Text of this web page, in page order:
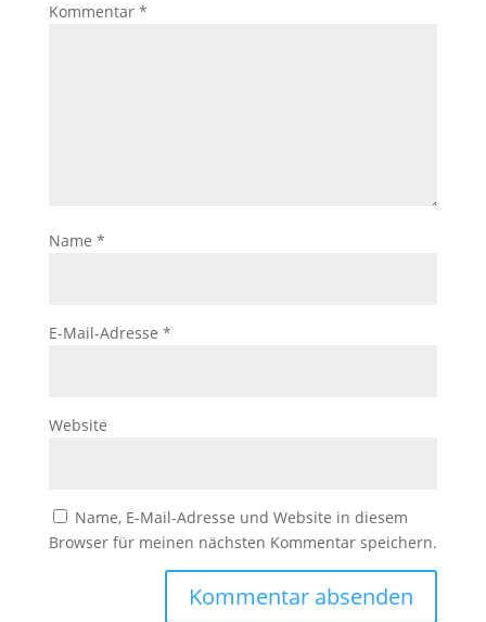
Kommentar *
Name *
E-Mail-Adresse *
Website
Name, E-Mail-Adresse und Website in diesem
Browser für meinen nächsten Kommentar speichern.